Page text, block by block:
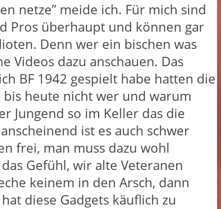
netze” meide ich. Für mich sind
Pros überhaupt und können gar
Denn wer ein bischen was
Videos dazu anschauen. Das
BF 1942 gespielt habe hatten die
heute nicht wer und warum
Jungend so im Keller das die
ist es auch schwer
frei, man muss dazu wohl
Gefühl, wir alte Veteranen
keinem in den Arsch, dann
diese Gadgets käuflich zu